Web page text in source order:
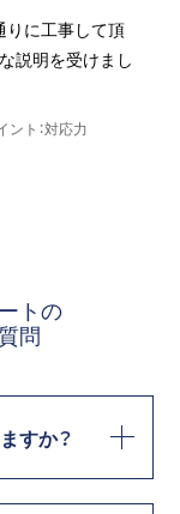
りに工事して頂
説明を受けまし
ント：対応力
トの
問
すか？